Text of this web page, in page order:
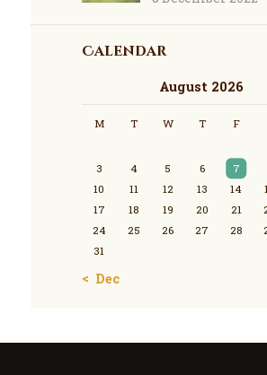
Calendar
August 2026
M T W T F
3
4 5 6 7
10
11 12 13 14
17
18 19 20 21
24
25 26 27 28
31
« Dec